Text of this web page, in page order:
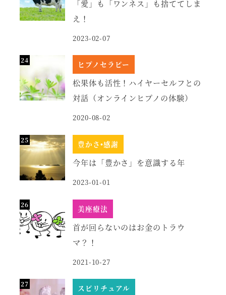
「愛」も「ワンネス」も捨ててしま
え！
2023-02-07
ヒプノセラピー
松果体も活性！ハイヤーセルフとの
対話（オンラインヒプノの体験）
2020-08-02
豊かさ•感謝
今年は「豊かさ」を意識する年
2023-01-01
美座療法
首が回らないのはお金のトラウ
マ？！
2021-10-27
スピリチュアル